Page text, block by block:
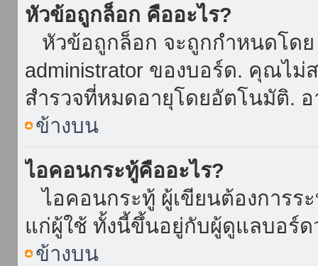
หัวข้อถูกล็อก คืออะไร?
หัวข้อถูกล็อก จะถูกกำหนดโดย
administrator ของบอร์ด. คุณไ
สำรวจที่หมดอายุโดยอัตโนมัติ.
ข้างบน
ไอคอนกระทู้คืออะไร?
ไอคอนกระทู้ ผู้เขียนต้องการร
แก่ผู้ใช้ ทั้งนี้ขึ้นอยู่กับผู้ดูแลบอร์
ข้างบน